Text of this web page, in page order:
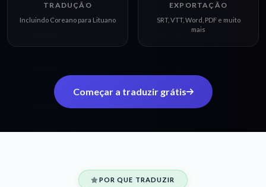
TRADUÇÃO
Incluindo Coreano para Lituano
EXPORTAÇÃO
SRT, VTT, Word, PDF e muito
mais
Começar a traduzir grátis
POR QUE TRADUZIR